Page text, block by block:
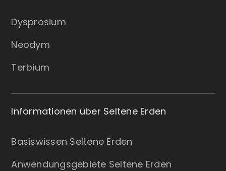
Dysprosium
Neodym
Terbium
Informationen über Seltene Erden
Basiswissen Seltene Erden
Anwendungsgebiete Seltene Erden